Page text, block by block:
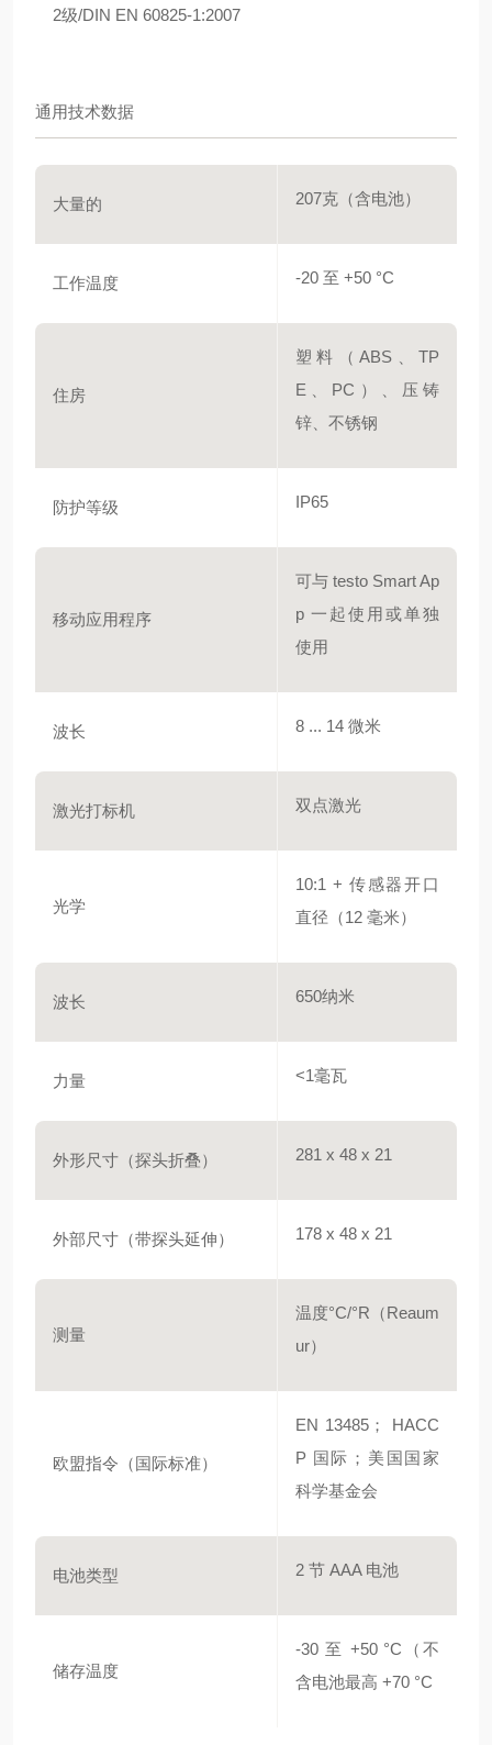
2级/DIN EN 60825-1:2007
通用技术数据
大量的 207克（含电池）
工作温度 -20 至 +50 °C
住房
塑料（ABS、TP
E、PC）、压铸
锌、不锈钢
防护等级 IP65
移动应用程序
可与 testo Smart Ap
p 一起使用或单独
使用
波长 8 ... 14 微米
激光打标机 双点激光
光学
10:1 + 传感器开口
直径（12 毫米）
波长 650纳米
力量 <1毫瓦
外形尺寸（探头折叠） 281 x 48 x 21
外部尺寸（带探头延伸） 178 x 48 x 21
测量
温度°C/°R（Reaum
ur）
欧盟指令（国际标准）
EN 13485； HACC
P 国际；美国国家
科学基金会
电池类型 2 节 AAA 电池
储存温度
-30 至 +50 °C（不
含电池最高 +70 °C